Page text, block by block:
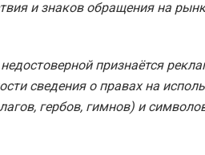
и знаков обращения на
признаётся
сведения о правах на
гербов, гимнов) и